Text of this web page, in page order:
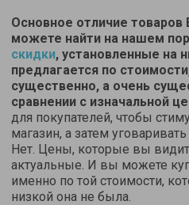
Основное отличие
можете найти на нашем
скидки, установленные на
предлагается по
существенно, а очень
сравнении с изначальной
для покупателей, чтобы
магазин, а затем
Нет. Цены, которые вы
актуальные. И вы можете
именно по той стоимости,
низкой она не была.